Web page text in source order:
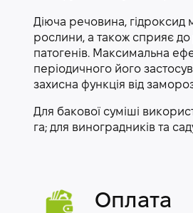
Діюча речовина, гідроксид
рослини, а також сприяє до
патогенів. Максимальна
періодичного його
захисна функція від
Для бакової суміші
га; для виноградників та
Оплата